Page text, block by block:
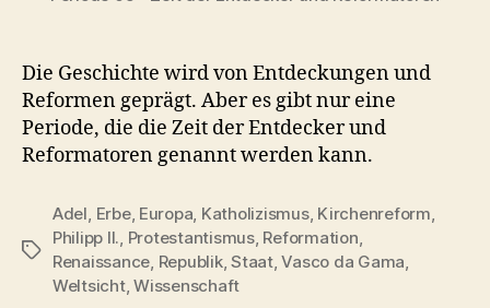
Die Geschichte wird von Entdeckungen und
Reformen geprägt. Aber es gibt nur eine
Periode, die die Zeit der Entdecker und
Reformatoren genannt werden kann.
Schlagwörter
Adel Erbe, Europa Katholizismus, Kirchenreform
Philipp II. Protestantismus, Reformation
Renaissance Republik,Staat,Vasco da Gama
Weltsicht,Wissenschaft